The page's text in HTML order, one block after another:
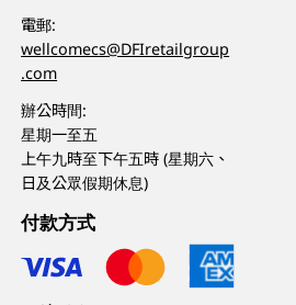
電郵:
wellcomecs@DFIretailgroup
.com
辦公時間:
星期一至五
上午九時至下午五時 (星期六、
日及公眾假期休息)
付款方式